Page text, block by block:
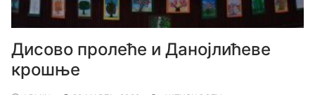
Дисово пролеће и Данојлићеве
крошње